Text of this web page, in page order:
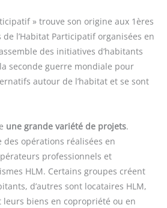
» trouve son origine aux 1ères
l’Habitat Participatif organisées en
des initiatives d’habitants
seconde guerre mondiale pour
autour de l’habitat et se sont
une grande variété de projets.
des opérations réalisées en
professionnels et
HLM. Certains groupes créent
d’autres sont locataires HLM,
leurs biens en copropriété ou en